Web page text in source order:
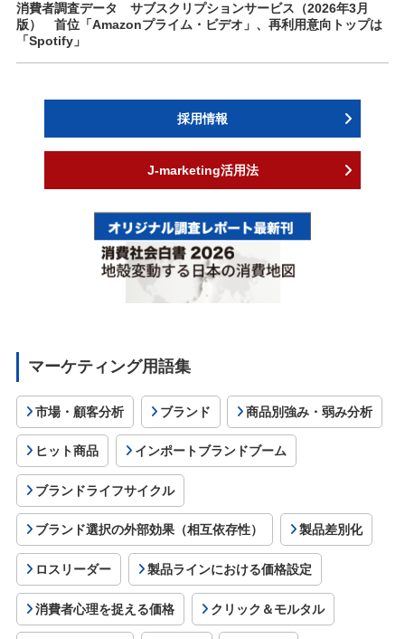
消費者調査データ サブスクリプションサービス（2026年3月
版） 首位「Amazonプライム・ビデオ」、再利用意向トップは
「Spotify」
採用情報
J-marketing活用法
マーケティング用語集
市場・顧客分析 ブランド 商品別強み・弱み分析
ヒット商品 インポートブランドブーム
ブランドライフサイクル
ブランド選択の外部効果（相互依存性） 製品差別化
ロスリーダー 製品ラインにおける価格設定
消費者心理を捉える価格 クリック＆モルタル